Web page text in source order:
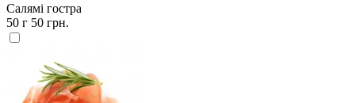
Салямі гостра
50 г 50 грн.